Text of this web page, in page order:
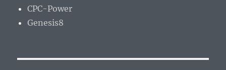
CPC-Power
Genesis8